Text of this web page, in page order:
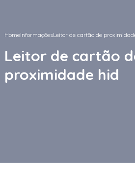
HomeInformaçõesLeitor de cartão de
Leitor de cartão
proximidade hid